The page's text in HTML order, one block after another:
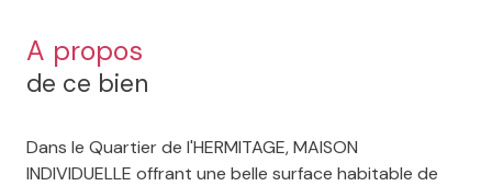
A propos
de ce bien
Dans le Quartier de l'HERMITAGE, MAISON
INDIVIDUELLE offrant une belle surface habitable de